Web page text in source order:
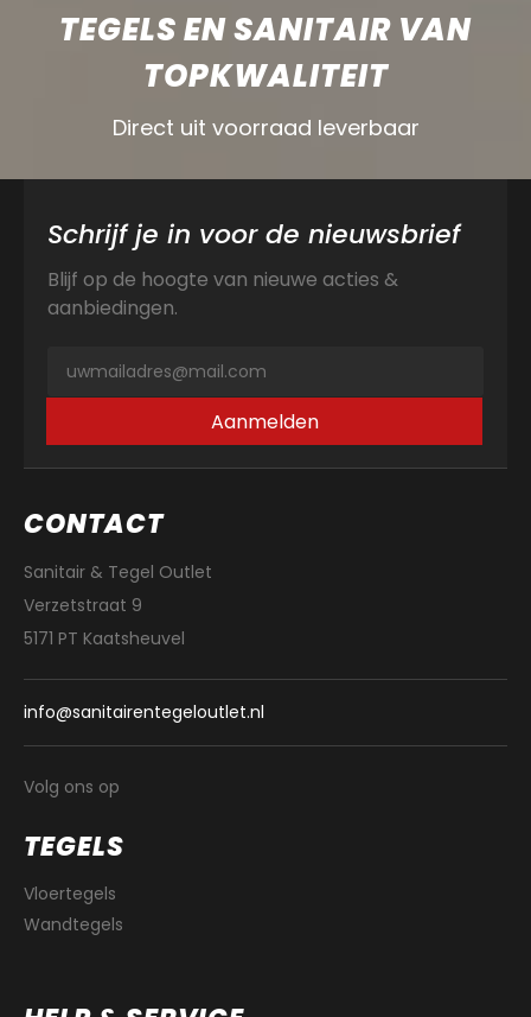
TEGELS EN SANITAIR VAN
TOPKWALITEIT
Direct uit voorraad leverbaar
Schrijf je in voor de nieuwsbrief
Blijf op de hoogte van nieuwe acties &
aanbiedingen.
Aanmelden
CONTACT
Sanitair & Tegel Outlet
Verzetstraat 9
5171 PT Kaatsheuvel
info@sanitairentegeloutlet.nl
Volg ons op
TEGELS
Vloertegels
Wandtegels